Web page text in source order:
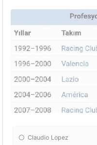
Claudio Lopez